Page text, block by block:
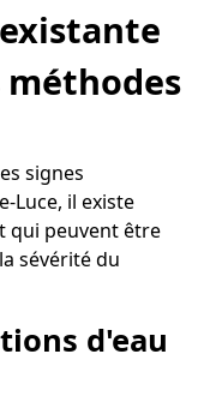
méthodes
signes
Luce, il existe
qui peuvent être
sévérité du
d'eau